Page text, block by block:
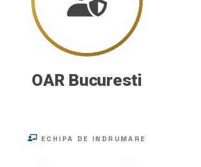
OAR Bucuresti
ECHIPA DE INDRUMARE